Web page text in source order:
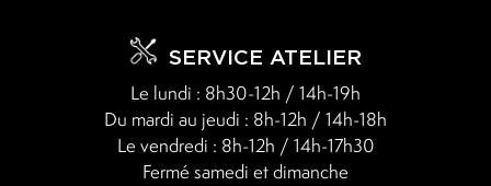
SERVICE ATELIER
Le lundi : 8h30-12h / 14h-19h
Du mardi au jeudi : 8h-12h / 14h-18h
Le vendredi : 8h-12h / 14h-17h30
Fermé samedi et dimanche